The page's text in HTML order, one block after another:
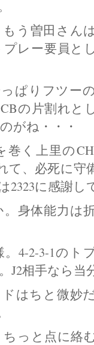
う曽田さん
レー要員と
ぱりフツー
の片割れと
がね・・・
巻く上里の
て、必死に守
2323に感謝し
身体能力は
4-2-3-1のト
J2相手なら当
はちと微妙
っと点に絡